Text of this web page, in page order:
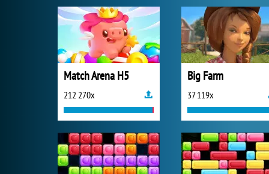
Match Arena H5
212 270x
Big Farm
37 119x